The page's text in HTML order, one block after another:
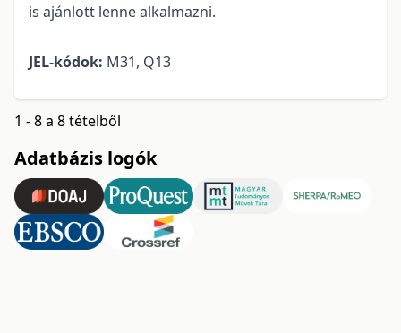
is ajánlott lenne alkalmazni.
JEL-kódok: M31, Q13
1 - 8 a 8 tételből
Adatbázis logók